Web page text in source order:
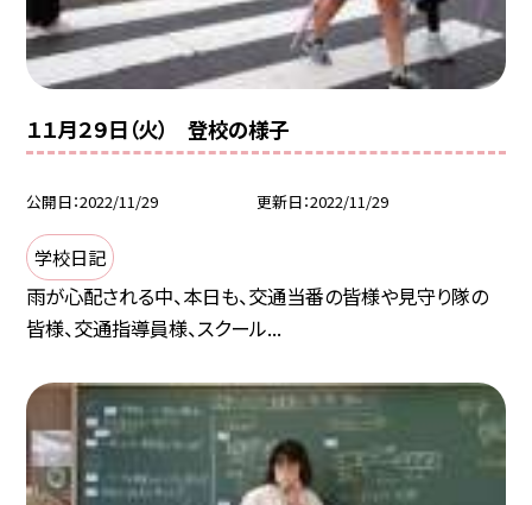
１１月２９日（火） 登校の様子
公開日 2022/11/29 更新日 2022/11/29
学校日記
雨が心配される中、本日も、交通当番の皆様や見守り隊の
皆様、交通指導員様、スクール...